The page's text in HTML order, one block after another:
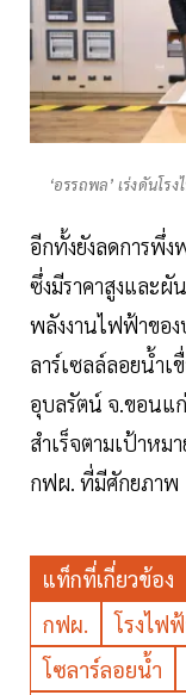
‘อรรถพล’ เร่งดันโ
อีกทั้งยังลดการพึ่ง
ซึ่งมีราคาสูงและผั
พลังงานไฟฟ้าของ
ลาร์เซลล์ลอยน้ำ
อุบลรัตน์ จ.ขอนแ
สำเร็จตามเป้าหม
กฟผ. ที่มีศักยภาพ
แท็กที่เกี่ยวข้อง
กฟผ.
โรงไฟ
โซลาร์ลอยน้ำ